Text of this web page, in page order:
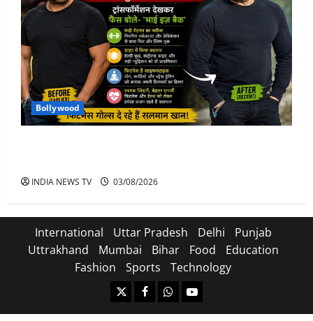
Bollywood
INDIA NEWS TV 03/08/2026
International Uttar Pradesh Delhi
Punjab
Uttrakhand
Mumbai Bihar Food
Education
Fashion
Sports Technology
https://x.com
facebook.com
https:/whatsapp.com/
Youtube.com